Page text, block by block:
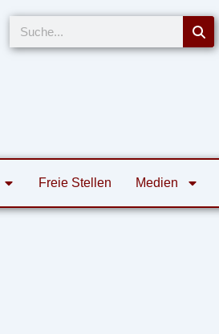
Suche
Freie Stellen Medien